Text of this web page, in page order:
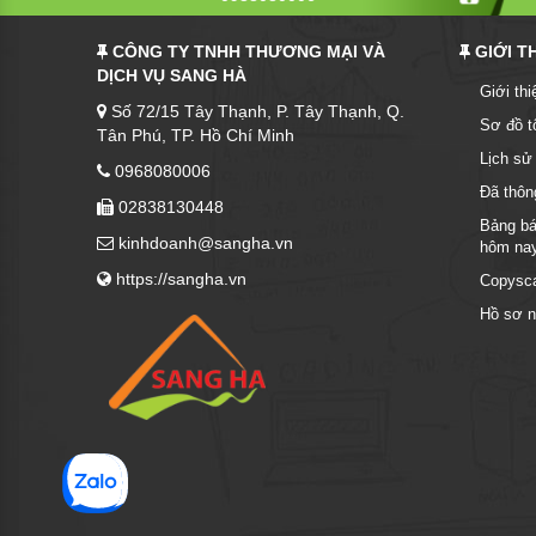
Gỗ Làm Bảng
Nhựa Làm Bảng
Nhôm Làm Bảng
Bình Nước Nhựa
Lồng Bàn Nhựa
Bình Lọc Nước
Bình Sữa
Phôi nhựa
CÔNG TY TNHH THƯƠNG MẠI VÀ
DỊCH VỤ SANG HÀ
Số 72/15 Tây Thạnh, P. Tây Thạnh, Q.
Tân Phú, TP. Hồ Chí Minh
0968080006
02838130448
kinhdoanh@sangha.vn
https://sangha.vn
GIỚI
Giới
Sơ đồ
Lịch sử
Đã
Bảng
hôm
Hồ sơ